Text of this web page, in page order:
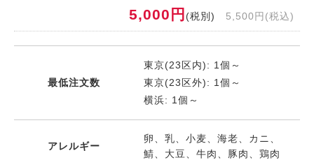
5,000円 (税別) 5,500円(税込)
最低注文数
東京(23区内): 1個～
東京(23区外): 1個～
横浜: 1個～
アレルギー
卵、乳、小麦、海老、カニ、
鯖、大豆、牛肉、豚肉、鶏肉